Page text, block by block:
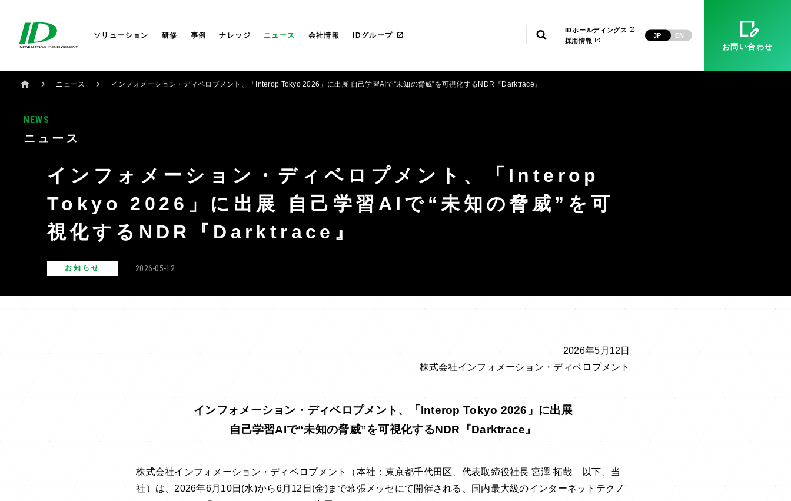
ソリューション 研修 事例 ナレッジ ニュース 会社情報 IDグループ
IDホールディングス
採用情報
JP EN
お問い合わせ
検索
研修サービス
ITIL®4リーダー DITS コラム お役立ち資料ダウンロード
コーポレートガバナンス 電子公告
IDシンガポール
ニュース インフォメーション・ディベロプメント、「Interop Tokyo 2026」に出展 自己学習AIで“未知の脅威”を可視化するNDR『Darktrace』
NEWS
ニュース
インフォメーション・ディベロプメント、「Interop
Tokyo 2026」に出展 自己学習AIで“未知の脅威”を可
視化するNDR『Darktrace』
お知らせ 2026-05-12
2026年5月12日
株式会社インフォメーション・ディベロプメント
インフォメーション・ディベロプメント、「Interop Tokyo 2026」に出展
自己学習AIで“未知の脅威”を可視化するNDR『Darktrace』
株式会社インフォメーション・ディベロプメント（本社：東京都千代田区、代表取締役社長 宮澤 拓哉 以下、当
社）は、2026年6月10日(水)から6月12日(金)まで幕張メッセにて開催される、国内最大級のインターネットテクノ